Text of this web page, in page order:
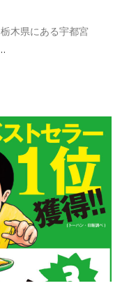
木県にある宇都宮